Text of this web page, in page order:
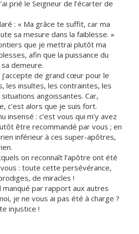
prié le Seigneur de l’écarter de
: « Ma grâce te suffit, car ma
sa mesure dans la faiblesse. »
que je mettrai plutôt ma
afin que la puissance du
demeure.
j’accepte de grand cœur pour le
les insultes, les contraintes, les
angoissantes. Car,
c’est alors que je suis fort.
insensé : c’est vous qui m’y avez
être recommandé par vous ; en
inférieur à ces super-apôtres,
on reconnaît l’apôtre ont été
: toute cette persévérance,
de miracles !
manqué par rapport aux autres
je ne vous ai pas été à charge ?
injustice !